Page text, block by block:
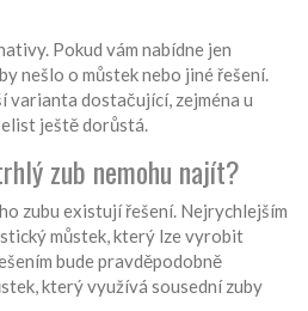
Pokud vám nabídne jen
nešlo o můstek nebo jiné řešení.
varianta dostačující, zejména u
ještě dorůstá.
zub nemohu najít?
zubu existují řešení. Nejrychlejším
můstek, který lze vyrobit
bude pravděpodobně
který využívá sousední zuby